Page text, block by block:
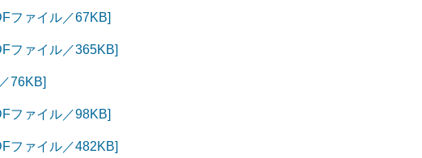
ファイル／67KB]
ファイル／365KB]
76KB]
ファイル／98KB]
ファイル／482KB]